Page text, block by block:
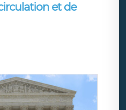
et de